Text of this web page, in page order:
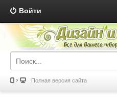
Войти
Полная версия сайта